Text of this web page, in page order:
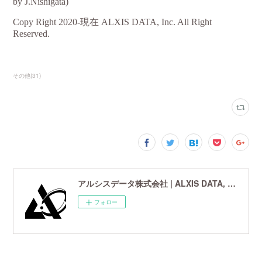
その他(31)
アルシスデータ株式会社 | ALXIS DATA, Inc. | 世界最先端の画像鮮鋭化技術研究開発企業
フォロー